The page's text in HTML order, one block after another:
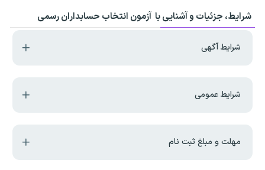
شرایط، جزئیات و آشنایی با آزمون انتخاب حسابداران رسمی
شرایط آگهی
شرایط عمومی
مهلت و مبلغ ثبت نام